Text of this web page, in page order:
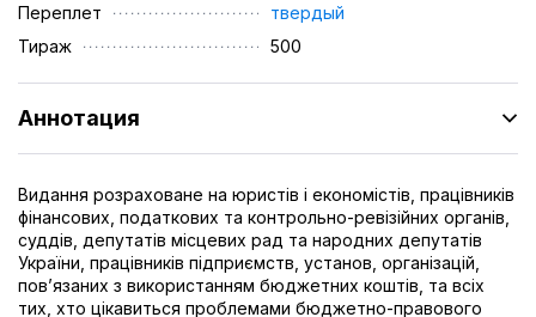
Переплет
твердый
Тираж
500
Аннотация
Видання розраховане на юристів і економістів, працівників
фінансових, податкових та контрольно-ревізійних органів,
суддів, депутатів місцевих рад та народних депутатів
України, працівників підприємств, установ, організацій,
пов’язаних з використанням бюджетних коштів, та всіх
тих, хто цікавиться проблемами бюджетно-правового